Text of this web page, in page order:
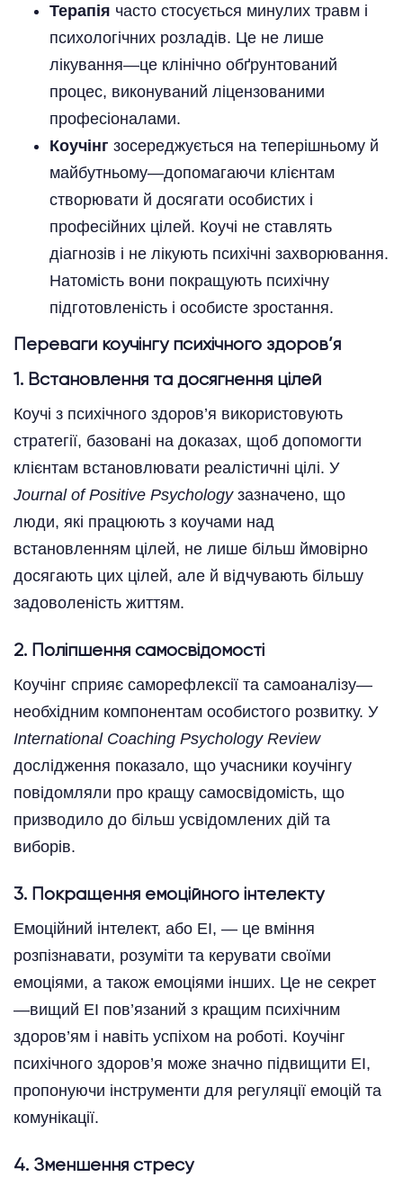
Терапія часто стосується минулих травм і
психологічних розладів. Це не лише
лікування—це клінічно обґрунтований
процес, виконуваний ліцензованими
професіоналами.
Коучінг зосереджується на теперішньому й
майбутньому—допомагаючи клієнтам
створювати й досягати особистих і
професійних цілей. Коучі не ставлять
діагнозів і не лікують психічні захворювання.
Натомість вони покращують психічну
підготовленість і особисте зростання.
Переваги коучінгу психічного здоров’я
1. Встановлення та досягнення цілей
Коучі з психічного здоров’я використовують
стратегії, базовані на доказах, щоб допомогти
клієнтам встановлювати реалістичні цілі. У
Journal of Positive Psychologyзазначено, що
люди, які працюють з коучами над
встановленням цілей, не лише більш ймовірно
досягають цих цілей, але й відчувають більшу
задоволеність життям.
2. Поліпшення самосвідомості
Коучінг сприяє саморефлексії та самоаналізу—
необхідним компонентам особистого розвитку. У
International Coaching Psychology Review
дослідження показало, що учасники коучінгу
повідомляли про кращу самосвідомість, що
призводило до більш усвідомлених дій та
виборів.
3. Покращення емоційного інтелекту
Емоційний інтелект, або EI, — це вміння
розпізнавати, розуміти та керувати своїми
емоціями, а також емоціями інших. Це не секрет
—вищий EI пов’язаний з кращим психічним
здоров’ям і навіть успіхом на роботі. Коучінг
психічного здоров’я може значно підвищити EI,
пропонуючи інструменти для регуляції емоцій та
комунікації.
4. Зменшення стресу